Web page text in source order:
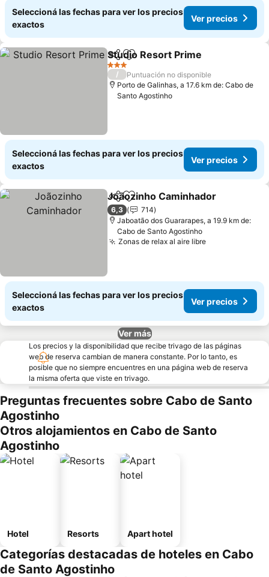
Seleccioná las fechas para ver los precios
exactos
Ver precios
CompartirAñadir a favoritos
Studio Resort Prime
3 Estrellas
/
Puntuación no disponible
Porto de Galinhas, a 17.6 km de: Cabo de
Santo Agostinho
Seleccioná las fechas para ver los precios
exactos
Ver precios
CompartirAñadir a favoritos
Joãozinho Caminhador
6,3
714
Jaboatão dos Guararapes, a 19.9 km de:
Cabo de Santo Agostinho
Zonas de relax al aire libreVer precios
Seleccioná las fechas para ver los precios
exactos
Ver precios
Ver más
Los precios y la disponibilidad que recibe trivago de las páginas
web de reserva cambian de manera constante. Por lo tanto, es
posible que no siempre encuentres en una página web de reserva
la misma oferta que viste en trivago.
Preguntas frecuentes sobre Cabo de Santo
Agostinho
Otros alojamientos en Cabo de Santo
Agostinho
Hotel Resorts Apart hotel
Categorías destacadas de hoteles en Cabo
de Santo Agostinho